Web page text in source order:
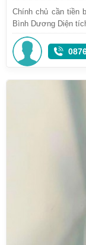
Chính chủ cần tiền
Bình Dương Diện